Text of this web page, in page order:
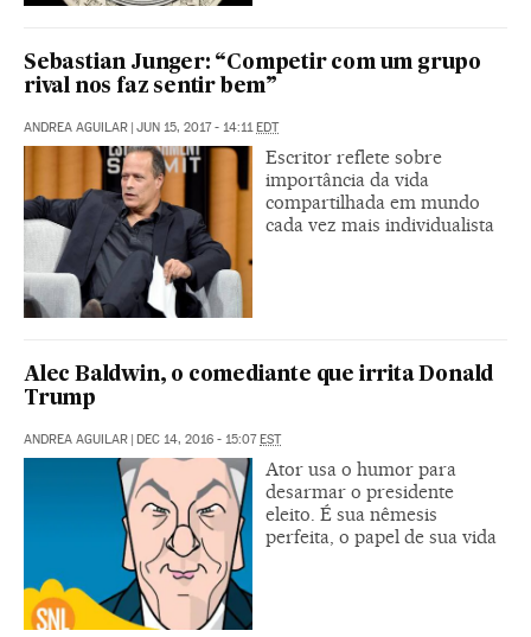
Sebastian Junger: “Competir com um grupo
rival nos faz sentir bem”
ANDREA AGUILAR | JUN 15, 2017 - 14:11 EDT
Escritor reflete sobre
importância da vida
compartilhada em mundo
cada vez mais individualista
Alec Baldwin, o comediante que irrita Donald
Trump
ANDREA AGUILAR | DEC 14, 2016 - 15:07EST
Ator usa o humor para
desarmar o presidente
eleito. É sua nêmesis
perfeita, o papel de sua vida